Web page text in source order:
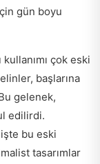
gün boyu
çok eski
başlarına
gelenek,
edilirdi.
bu eski
tasarımlar